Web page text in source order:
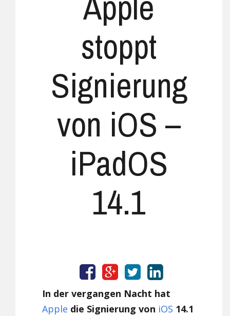
stoppt
Signierung
von iOS –
iPadOS
14.1
In der vergangen Nacht hat
Apple die Signierung von iOS 14.1